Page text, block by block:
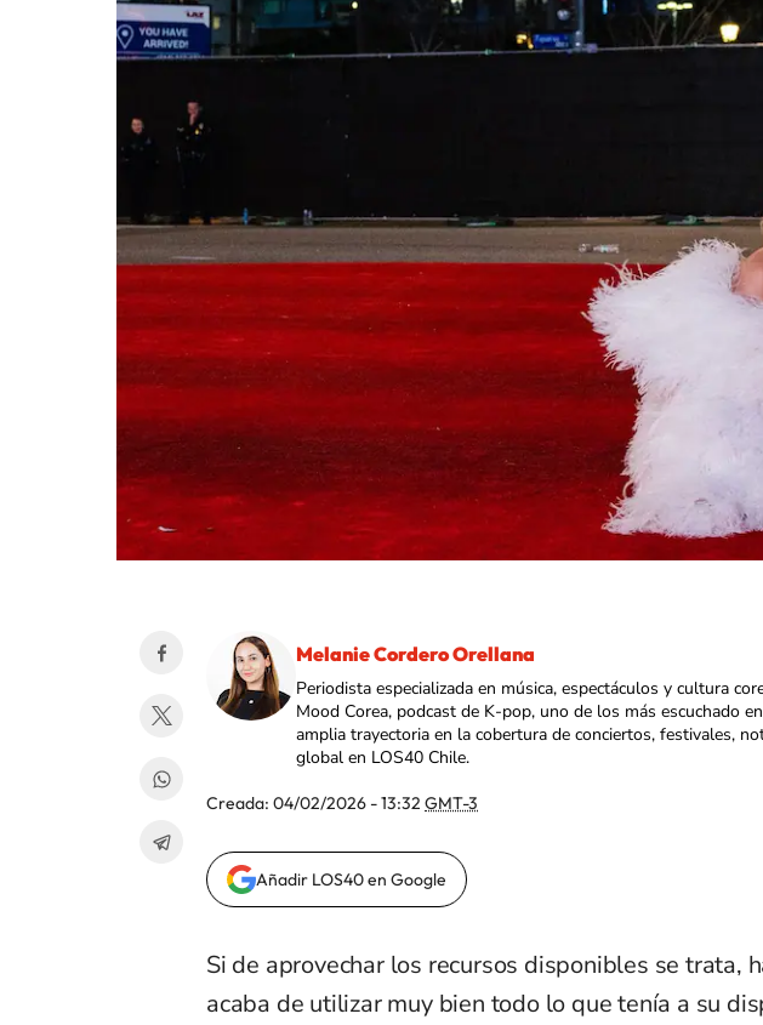
Melanie Cordero Orellana
Periodista especializada en música, espectáculos y cultura
Mood Corea, podcast de K-pop, uno de los más escuchado
amplia trayectoria en la cobertura de conciertos, festivales,
global en LOS40 Chile.
Creada: 04/02/2026 - 13:32 GMT-3
Añadir LOS40 en Google
Si de aprovechar los recursos disponibles se trata,
acaba de utilizar muy bien todo lo que tenía a su